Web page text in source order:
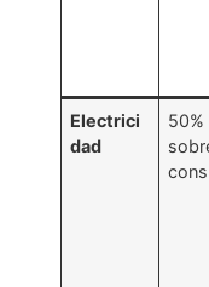
Electrici
dad
50%